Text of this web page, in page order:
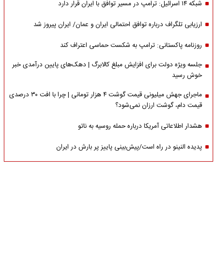
شبکه ۱۴ اسرائیل: ترامپ در مسیر توافق با ایران قرار دارد
ارزیابی تلگراف درباره توافق احتمالی ایران و عمان/ ایران پیروز شد
روزنامه پاکستانی: ترامپ به شکست حماسی اعتراف کند
جلسه ویژه دولت برای افزایش مبلغ کالابرگ | دهک‌های پایین درآمدی خبر
خوش رسید
ماجرای جهش میلیونی قیمت گوشت ۴ هزار تومانی | چرا با افت ۳۰ درصدی
قیمت دام، گوشت ارزان نمی‌شود؟
هشدار اطلاعاتی آمریکا درباره حمله روسیه به ناتو
پدیده النینو در راه است/پیش‌بینی پاییز پر بارش در ایران